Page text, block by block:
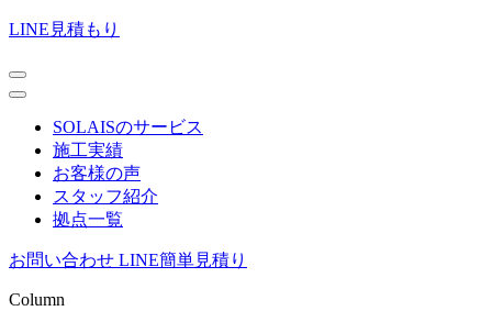
LINE見積もり
SOLAISのサービス
施工実績
お客様の声
スタッフ紹介
拠点一覧
お問い合わせ LINE簡単見積り
Column